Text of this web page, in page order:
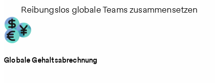
Reibungslos globale Teams zusammensetzen
Globale Gehaltsabrechnung